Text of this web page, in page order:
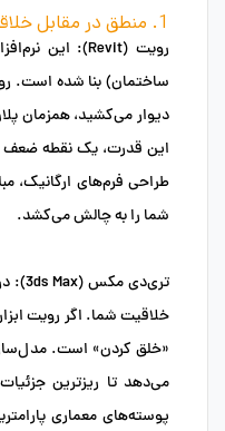
1. منطق در مقابل خلاقیت: مرز مدل‌سازی
رویت (Revit):
ساختمان) بنا شده است.
دیوار می‌کشید، همزمان
این قدرت، یک نقطه ضعف
طراحی فرم‌های
شما را به چالش می‌کشد.
تری‌دی مکس (3ds Max):
خلاقیت شما. اگر رویت
«خلق کردن» است.
می‌دهد تا ریزترین
پوسته‌های معماری